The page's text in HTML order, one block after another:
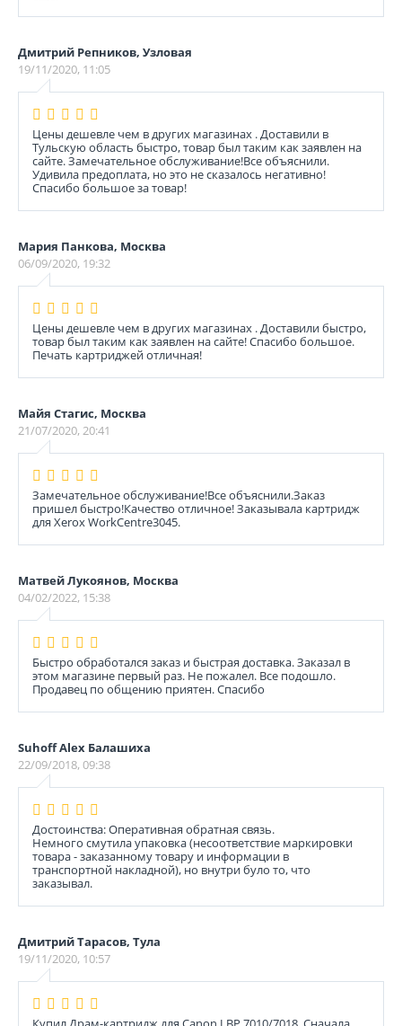
Дмитрий Репников, Узловая
19/11/2020, 11:05
Цены дешевле чем в других магазинах . Доставили в
Тульскую область быстро, товар был таким как заявлен на
сайте. Замечательное обслуживание!Все объяснили.
Удивила предоплата, но это не сказалось негативно!
Спасибо большое за товар!
Мария Панкова, Москва
06/09/2020, 19:32
Цены дешевле чем в других магазинах . Доставили быстро,
товар был таким как заявлен на сайте! Спасибо большое.
Печать картриджей отличная!
Майя Стагис, Москва
21/07/2020, 20:41
Замечательное обслуживание!Все объяснили.Заказ
пришел быстро!Качество отличное! Заказывала картридж
для Xerox WorkCentre3045.
Матвей Лукоянов, Москва
04/02/2022, 15:38
Быстро обработался заказ и быстрая доставка. Заказал в
этом магазине первый раз. Не пожалел. Все подошло.
Продавец по общению приятен. Спасибо
Suhoff Alex Балашиха
22/09/2018, 09:38
Достоинства: Оперативная обратная связь.
Немного смутила упаковка (несоответствие маркировки
товара - заказанному товару и информации в
транспортной накладной), но внутри було то, что
заказывал.
Дмитрий Тарасов, Тула
19/11/2020, 10:57